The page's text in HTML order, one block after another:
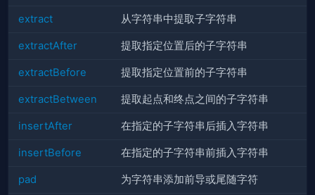
extract 从字符串中提取子字符串
extractAfter 提取指定位置后的子字符串
extractBefore 提取指定位置前的子字符串
extractBetween 提取起点和终点之间的子字符串
insertAfter 在指定的子字符串后插入字符串
insertBefore 在指定的子字符串前插入字符串
pad 为字符串添加前导或尾随字符